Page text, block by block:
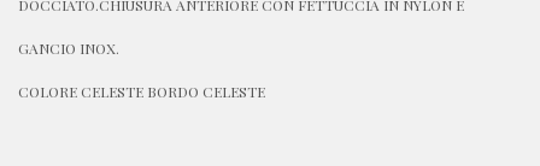
DOCCIATO.CHIUSURA ANTERIORE CON FETTUCCIA IN NYLON E
GANCIO INOX.
COLORE CELESTE BORDO CELESTE